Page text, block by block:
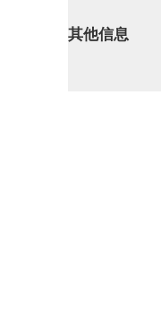
其他信息